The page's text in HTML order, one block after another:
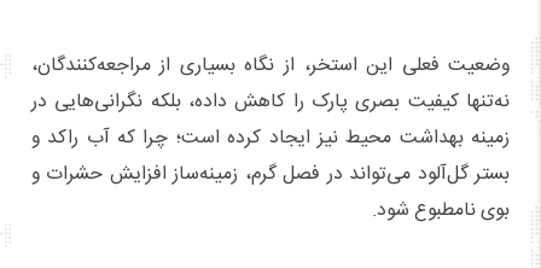
وضعیت فعلی این استخر، از نگاه بسیاری از مراجعه‌کنندگان،
نه‌تنها کیفیت بصری پارک را کاهش داده، بلکه نگرانی‌هایی در
زمینه بهداشت محیط نیز ایجاد کرده است؛ چرا که آب راکد و
بستر گل‌آلود می‌تواند در فصل گرم، زمینه‌ساز افزایش حشرات و
بوی نامطبوع شود.